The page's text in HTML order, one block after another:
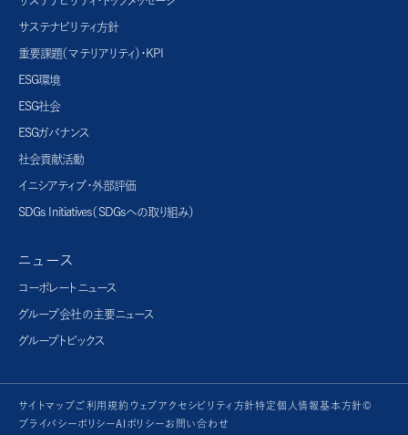
サステナビリティ方針
重要課題（マテリアリティ）・KPI
ESG環境
ESG社会
ESGガバナンス
社会貢献活動
イニシアティブ・外部評価
SDGs Initiatives（SDGsへの取り組み）
ニュース
コーポレートニュース
グループ会社の主要ニュース
グループトピックス
サイトマップご利用規約 ウェブアクセシビリティ方針特定個人情報基本方針©
プライバシーポリシーAIポリシーお問い合わせ